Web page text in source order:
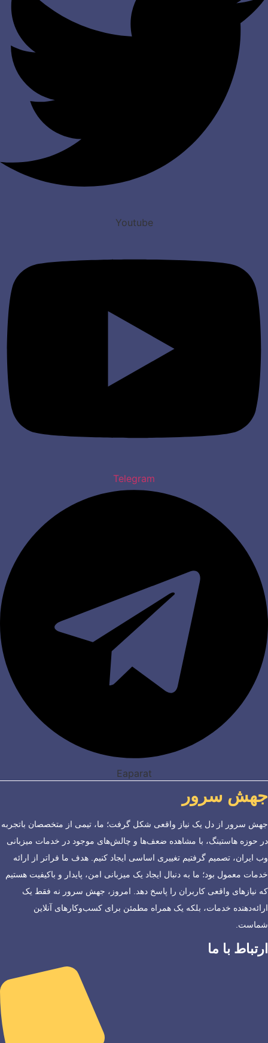
Youtube
Telegram
Eaparat
جهش سرور
جهش سرور از دل یک نیاز واقعی شکل گرفت؛ ما، تیمی از متخصصان باتجربه
در حوزه هاستینگ، با مشاهده ضعف‌ها و چالش‌های موجود در خدمات میزبانی
وب ایران، تصمیم گرفتیم تغییری اساسی ایجاد کنیم. هدف ما فراتر از ارائه
خدمات معمول بود؛ ما به دنبال ایجاد یک میزبانی امن، پایدار و باکیفیت هستیم
که نیازهای واقعی کاربران را پاسخ دهد. امروز، جهش سرور نه فقط یک
ارائه‌دهنده خدمات، بلکه یک همراه مطمئن برای کسب‌وکارهای آنلاین
شماست.
ارتباط با ما